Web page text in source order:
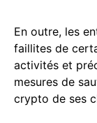
En outre, les
faillites de
activités et
mesures de
crypto de ses